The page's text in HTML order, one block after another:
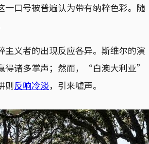
一口号被普遍认为带有纳粹色彩。随
主义者的出现反应各异。斯维尔的演
得诸多掌声；然而，“白澳大利亚”
则反响冷淡，引来嘘声。